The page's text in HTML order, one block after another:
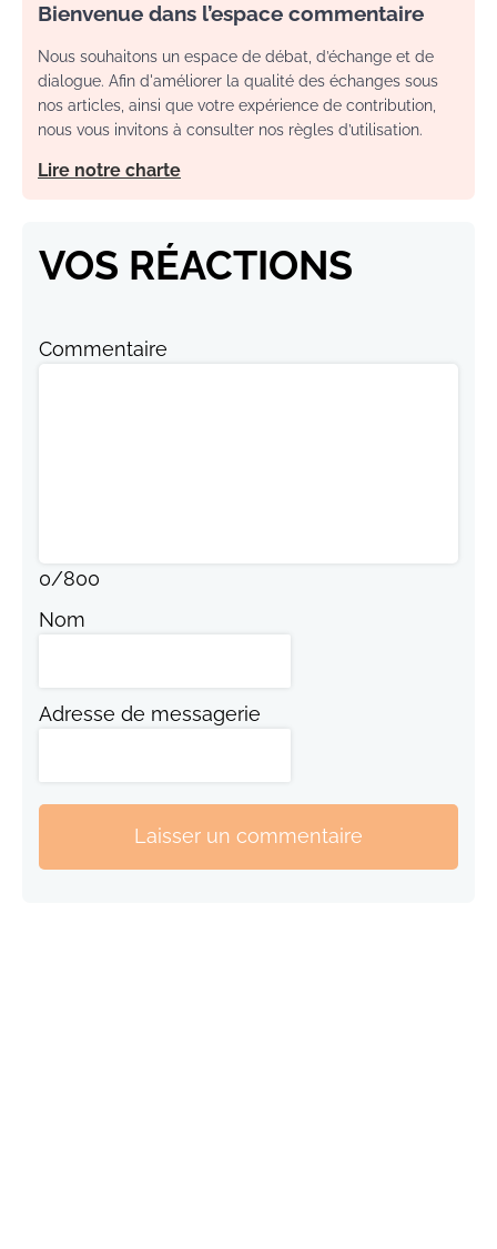
Bienvenue dans l’espace commentaire
Nous souhaitons un espace de débat, d’échange et de
dialogue. Afin d'améliorer la qualité des échanges sous
nos articles, ainsi que votre expérience de contribution,
nous vous invitons à consulter nos règles d’utilisation.
Lire notre charte
VOS RÉACTIONS
Commentaire
0/800
Nom
Adresse de messagerie
Laisser un commentaire